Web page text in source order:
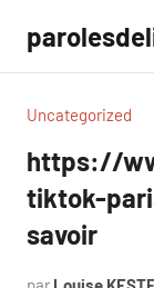
contenu
Uncategorized
https://
tiktok-
savoir